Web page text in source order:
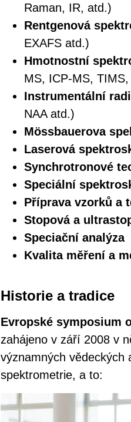
Raman, IR, atd.)
Rentgenová
EXAFS atd.)
Hmotnostní
MS, ICP-MS,
Instrumentální
NAA atd.)
Mössbauerova
Laserová
Synchrotronové
Speciální
Příprava vzorků a
Stopová a
Speciační analýza
Kvalita měření a
Historie a tradice
Evropské symposium
zahájeno v září 2008 v
významných vědeckých
spektrometrie, a to: